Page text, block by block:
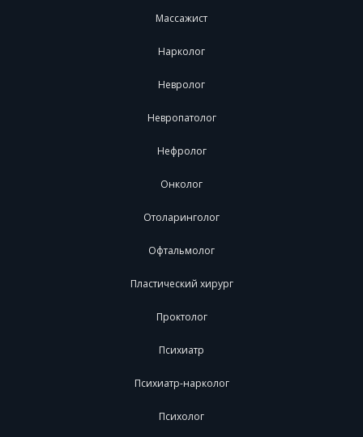
Массажист
Нарколог
Невролог
Невропатолог
Нефролог
Онколог
Отоларинголог
Офтальмолог
Пластический хирург
Проктолог
Психиатр
Психиатр-нарколог
Психолог